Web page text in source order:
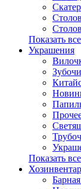
Показать
Украшения
Показать